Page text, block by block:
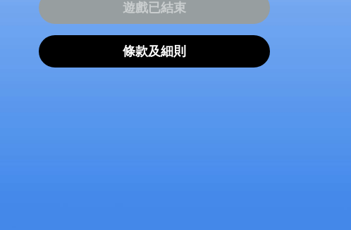
遊戲已結束
條款及細則